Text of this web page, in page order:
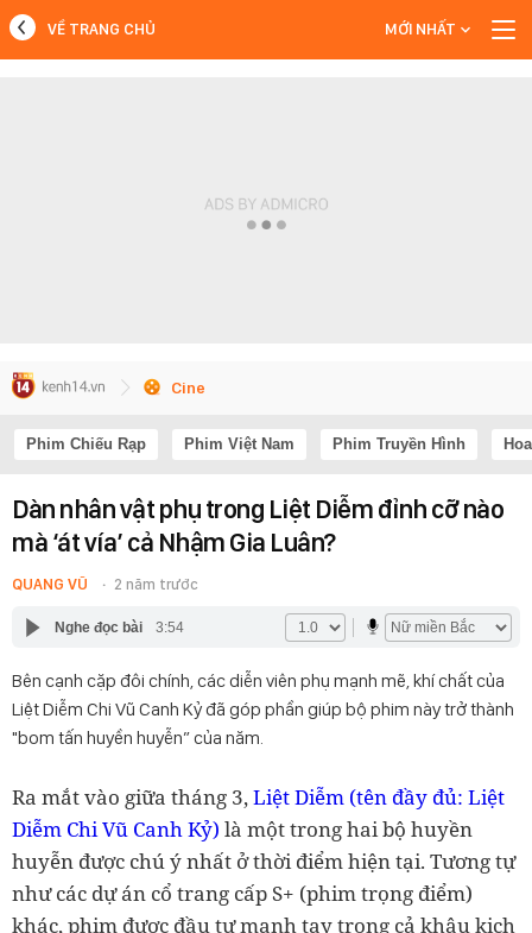
VỀ TRANG CHỦ MỚI NHẤT
Cine
Phim Chiếu Rạp Phim Việt Nam Phim Truyền Hình
Dàn nhân vật phụ trong Liệt Diễm đỉnh cỡ nào
mà ‘át vía’ cả Nhậm Gia Luân?
QUANG VŨ 2 năm trước
Nghe đọc bài 3:54
Bên cạnh cặp đôi chính, các diễn viên phụ mạnh mẽ, khí chất của
Liệt Diễm Chi Vũ Canh Kỷ đã góp phần giúp bộ phim này trở thành
"bom tấn huyền huyễn” của năm.
Ra mắt vào giữa tháng 3,Liệt Diễm (tên đầy đủ: Liệt
Diễm Chi Vũ Canh Kỷ) là một trong hai bộ huyền
huyễn được chú ý nhất ở thời điểm hiện tại. Tương tự
như các dự án cổ trang cấp S+ (phim trọng điểm)
khác, phim được đầu tư mạnh tay trong cả khâu kịch